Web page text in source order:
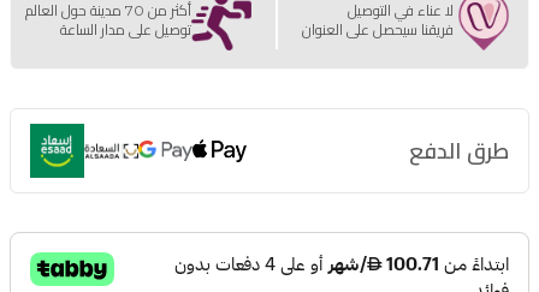
لا عناء في التوصيل
فريقنا سيحصل على العنوان
أكثر من 70 مدينة حول العالم
توصيل على مدار الساعة
طرق الدفع